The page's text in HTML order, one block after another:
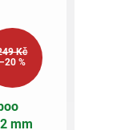
Kč
–20 %
mm